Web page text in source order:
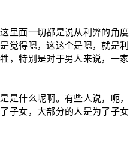
里面一切都是说从利弊的角度
觉得嗯，这这个是嗯，就是利
，特别是对于男人来说，一家
是什么呢啊。有些人说，呃，
子女，大部分的人是为了子女